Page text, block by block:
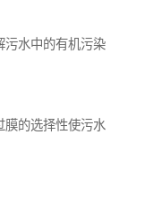
水中的有机污染
的选择性使污水